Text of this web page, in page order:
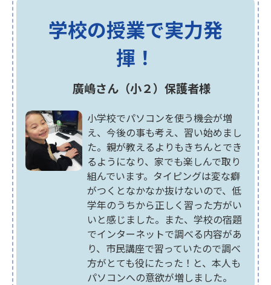
学校の授業で実力発
揮！
廣嶋さん（小２）保護者様
小学校でパソコンを使う機会が増
え、今後の事も考え、習い始めまし
た。親が教えるよりもきちんとでき
るようになり、家でも楽しんで取り
組んでいます。タイピングは変な癖
がつくとなかなか抜けないので、低
学年のうちから正しく習った方がい
いと感じました。また、学校の宿題
でインターネットで調べる内容があ
り、市民講座で習っていたので調べ
方がとても役にたった！と、本人も
パソコンへの意欲が増しました。